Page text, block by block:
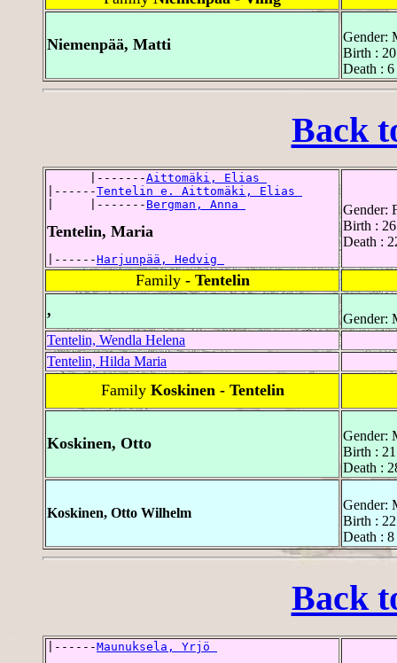
Niemenpää, Matti
Gender:
Birth :
Death :
Back
      |-------
Aittomäki, Elias
|------Tentelin e. Aittomäki, Elias
|     |------- Bergman, Anna
Tentelin, Maria
|------Harjunpää, Hedvig
Gender:
Birth :
Death :
Family - Tentelin
,
Gender:
Tentelin, Wendla Helena
Tentelin, Hilda Maria
Family Koskinen - Tentelin
Koskinen, Otto
Gender:
Birth :
Death :
Koskinen, Otto Wilhelm
Gender:
Birth :
Death :
Back
|------Maunuksela, Yrjö